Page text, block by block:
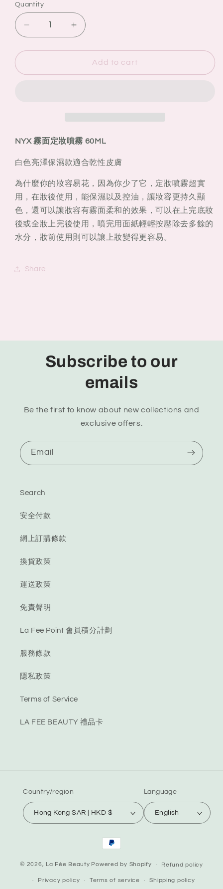
Quantity
Quantity
Decrease
quantity
for
霧
霧
Increase
quantity
for
NYX
霧
妝
霧
Add to cart
NYX 霧面定妝噴霧 60ML
白色亮澤保濕款適合乾性皮膚
為什麼你的妝容易花，因為你少了它，定妝噴霧超實
用，在妝後使用，能保濕以及控油，讓妝容更持久顯
色，還可以讓妝容有霧面柔和的效果，可以在上完底妝
後或全妝上完後使用，噴完用面紙輕輕按壓除去多餘的
水分，妝前使用則可以讓上妝變得更容易。
Share
Subscribe to our
emails
Be the first to know about new collections and
exclusive offers.
Email
Search
安全付款
網上訂購條款
換貨政策
運送政策
免責聲明
La Fee Point 會員積分計劃
服務條款
隱私政策
Terms of Service
LA FEE BEAUTY 禮品卡
Country/region
Hong Kong SAR | HKD $
Language
English
Payment
methods
© 2026, La Fée Beauty Powered by Shopify Refund policy
Privacy policy Terms of service Shipping policy